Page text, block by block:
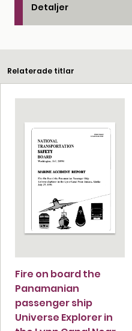
Detaljer
Relaterade titlar
Fire on board the
Panamanian
passenger ship
Universe Explorer in